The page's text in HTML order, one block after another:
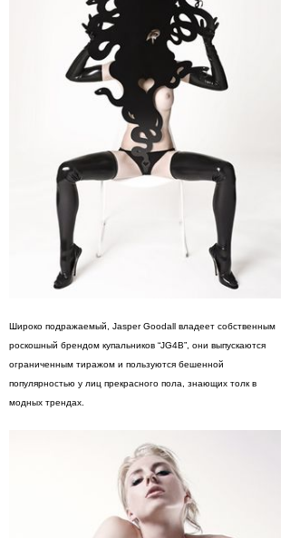
Широко подражаемый, Jasper Goodall владеет собственным
роскошный брендом купальников “JG4B”, они выпускаются
ограниченным тиражом и пользуются бешенной
популярностью у лиц прекрасного пола, знающих толк в
модных трендах.